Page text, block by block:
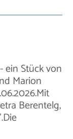
ein Stück von
Marion
Berentelg,